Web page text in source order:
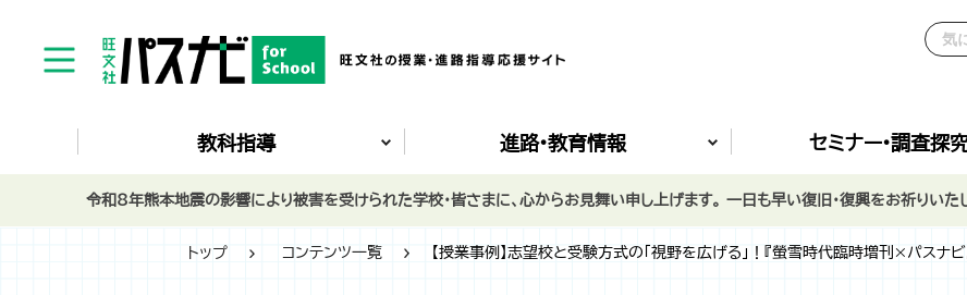
教科指導 進路•教育情報 セミナー•調査探
トップ コンテンツ一覧 【授業事例】志望校と受験方式の「視野を広げる」！『螢雪時代臨時増刊×パスナ
令和8年熊本地震の影響により被害を受けられた学校・皆さまに、心からお見舞い申し上げます。 一日も早い復旧・復興をお祈りいた